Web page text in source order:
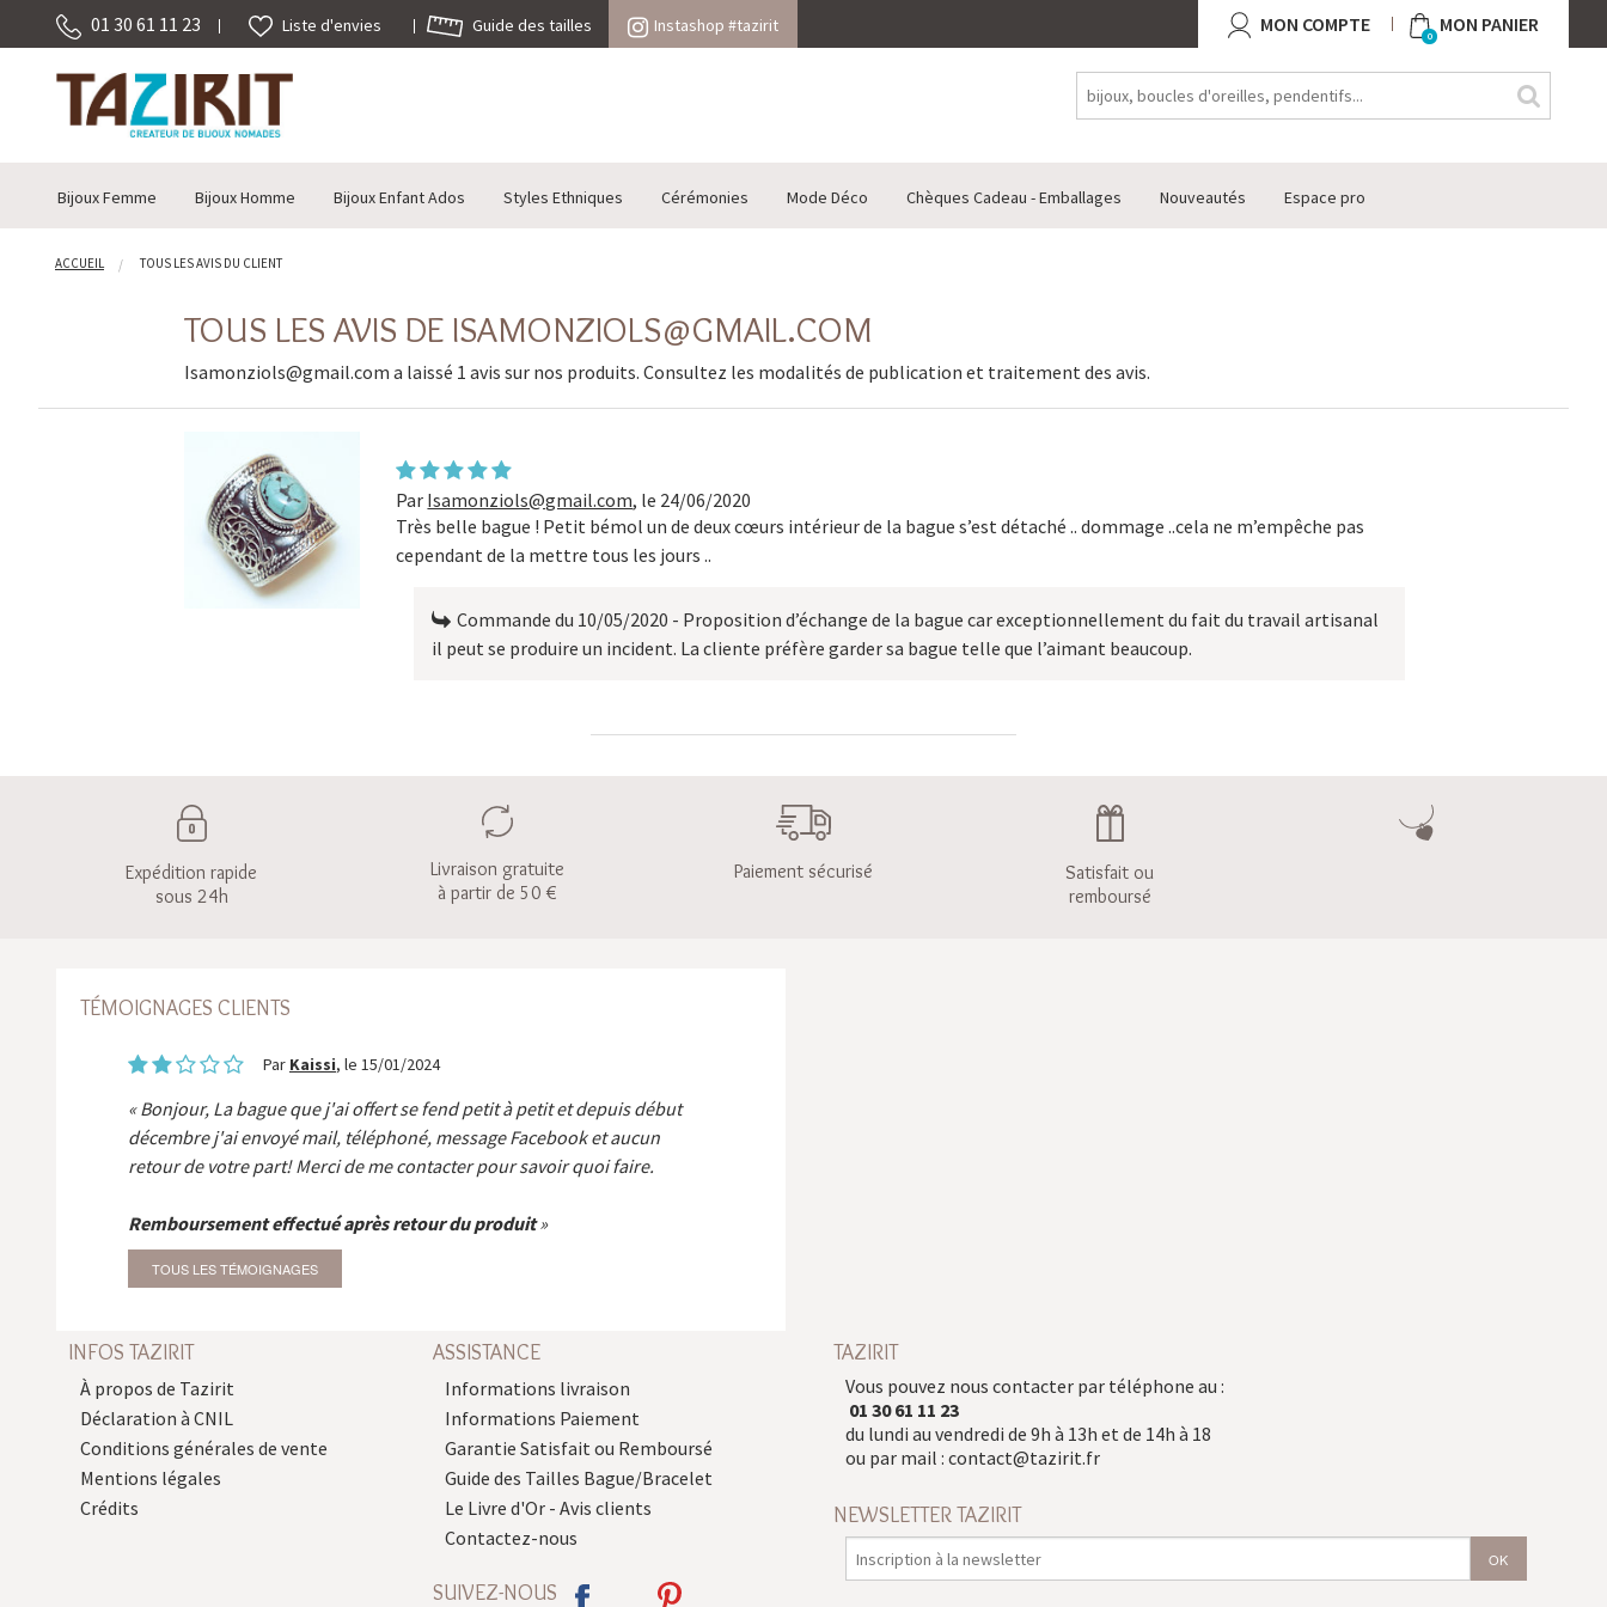
01 30 61 11 23 Liste d'envies Guide des tailles Instashop #tazirit MON COMPTE 0 MON PANIER
Bijoux Femme Bijoux Homme Bijoux Enfant Ados Styles Ethniques Cérémonies Mode Déco Chèques Cadeau - Emballages Nouveautés Espace pro
ACCUEIL TOUS LES AVIS DU CLIENT
TOUS LES AVIS DE ISAMONZIOLS@GMAIL.COM
Isamonziols@gmail.com a laissé 1 avis sur nos produits. Consultez les modalités de publication et traitement des avis.
Par Isamonziols@gmail.com, le 24/06/2020
Très belle bague ! Petit bémol un de deux cœurs intérieur de la bague s’est détaché .. dommage ..cela ne m’empêche pas
cependant de la mettre tous les jours ..
Commande du 10/05/2020 - Proposition d’échange de la bague car exceptionnellement du fait du travail artisanal
il peut se produire un incident. La cliente préfère garder sa bague telle que l’aimant beaucoup.
Expédition rapide
sous 24h
Livraison gratuite
à partir de 50 €
Paiement sécurisé
Satisfait ou
remboursé
TÉMOIGNAGES CLIENTS
Par Kaissi, le 15/01/2024
Bonjour, La bague que j'ai offert se fend petit à petit et depuis début
décembre j'ai envoyé mail, téléphoné, message Facebook et aucun
retour de votre part! Merci de me contacter pour savoir quoi faire.
Remboursement effectué après retour du produit
TOUS LES TÉMOIGNAGES
INFOS TAZIRIT
À propos de Tazirit
Déclaration à CNIL
Conditions générales de vente
Mentions légales
Crédits
ASSISTANCE
Informations livraison
Informations Paiement
Garantie Satisfait ou Remboursé
Guide des Tailles Bague/Bracelet
Le Livre d'Or - Avis clients
Contactez-nous
SUIVEZ-NOUS
TAZIRIT
Vous pouvez nous contacter par téléphone au :
01 30 61 11 23
du lundi au vendredi de 9h à 13h et de 14h à 18
ou par mail : contact@tazirit.fr
NEWSLETTER TAZIRIT